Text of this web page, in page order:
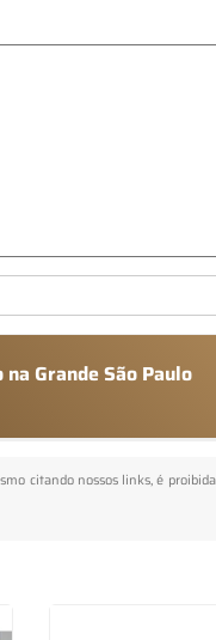
Grande São Paulo
citando nossos links, é